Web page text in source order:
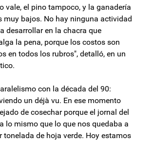
vale, el pino tampoco, y la ganadería
muy bajos. No hay ninguna actividad
desarrollar en la chacra que
la pena, porque los costos son
en todos los rubros", detalló, en un
con la década del 90:
un déjà vu. En ese momento
de cosechar porque el jornal del
lo mismo que lo que nos quedaba a
tonelada de hoja verde. Hoy estamos